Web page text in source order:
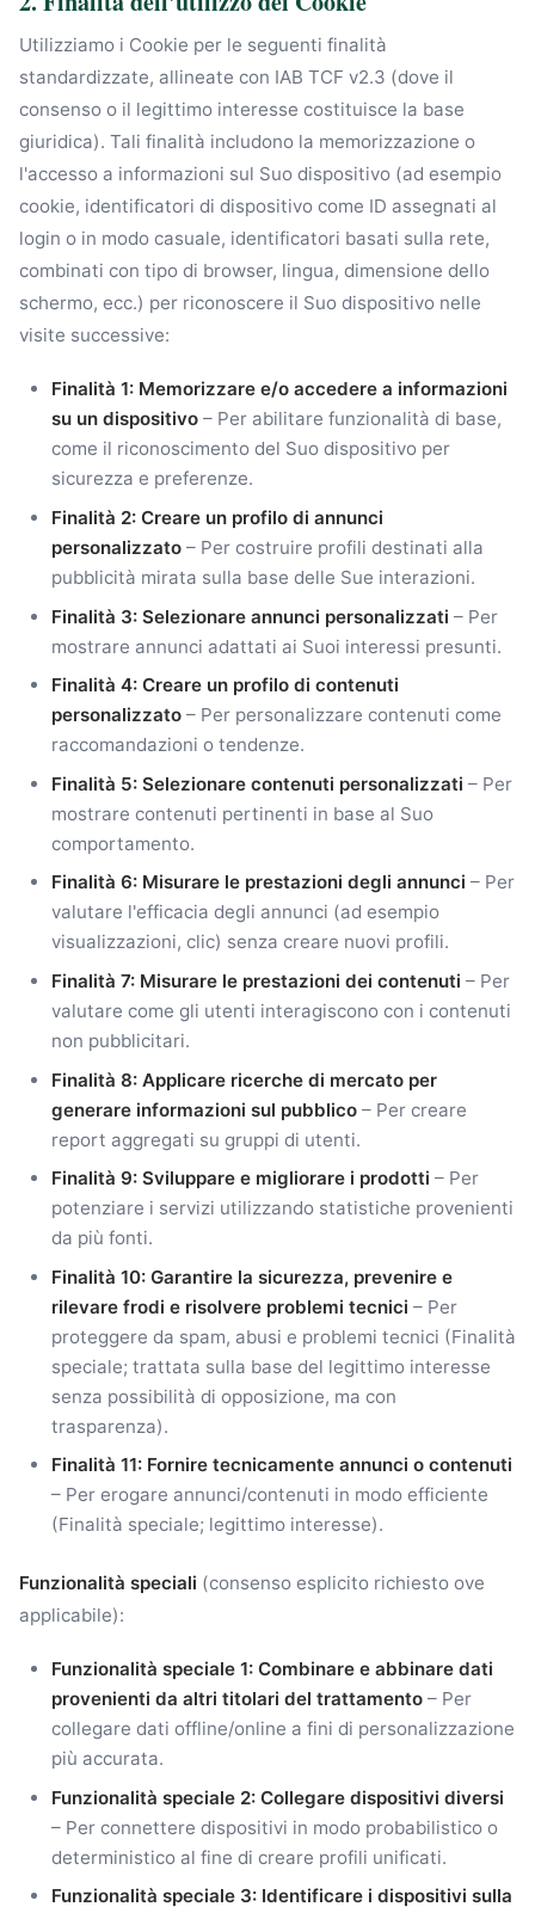
Utilizziamo i Cookie per le seguenti finalità
standardizzate, allineate con IAB TCF v2.3 (dove il
consenso o il legittimo interesse costituisce la base
giuridica). Tali finalità includono la memorizzazione o
l'accesso a informazioni sul Suo dispositivo (ad esempio
cookie, identificatori di dispositivo come ID assegnati al
login o in modo casuale, identificatori basati sulla rete,
combinati con tipo di browser, lingua, dimensione dello
schermo, ecc.) per riconoscere il Suo dispositivo nelle
visite successive:
Finalità 1: Memorizzare e/o accedere a informazioni
su un dispositivo – Per abilitare funzionalità di base,
come il riconoscimento del Suo dispositivo per
sicurezza e preferenze.
Finalità 2: Creare un profilo di annunci
personalizzato – Per costruire profili destinati alla
pubblicità mirata sulla base delle Sue interazioni.
Finalità 3: Selezionare annunci personalizzati – Per
mostrare annunci adattati ai Suoi interessi presunti.
Finalità 4: Creare un profilo di contenuti
personalizzato – Per personalizzare contenuti come
raccomandazioni o tendenze.
Finalità 5: Selezionare contenuti personalizzati – Per
mostrare contenuti pertinenti in base al Suo
comportamento.
Finalità 6: Misurare le prestazioni degli annunci – Per
valutare l'efficacia degli annunci (ad esempio
visualizzazioni, clic) senza creare nuovi profili.
Finalità 7: Misurare le prestazioni dei contenuti – Per
valutare come gli utenti interagiscono con i contenuti
non pubblicitari.
Finalità 8: Applicare ricerche di mercato per
generare informazioni sul pubblico – Per creare
report aggregati su gruppi di utenti.
Finalità 9: Sviluppare e migliorare i prodotti – Per
potenziare i servizi utilizzando statistiche provenienti
da più fonti.
Finalità 10: Garantire la sicurezza, prevenire e
rilevare frodi e risolvere problemi tecnici – Per
proteggere da spam, abusi e problemi tecnici (Finalità
speciale; trattata sulla base del legittimo interesse
senza possibilità di opposizione, ma con
trasparenza).
Finalità 11: Fornire tecnicamente annunci o contenuti
– Per erogare annunci/contenuti in modo efficiente
(Finalità speciale; legittimo interesse).
Funzionalità speciali (consenso esplicito richiesto ove
applicabile):
Funzionalità speciale 1: Combinare e abbinare dati
provenienti da altri titolari del trattamento – Per
collegare dati offline/online a fini di personalizzazione
più accurata.
Funzionalità speciale 2: Collegare dispositivi diversi
– Per connettere dispositivi in modo probabilistico o
deterministico al fine di creare profili unificati.
Funzionalità speciale 3: Identificare i dispositivi sulla